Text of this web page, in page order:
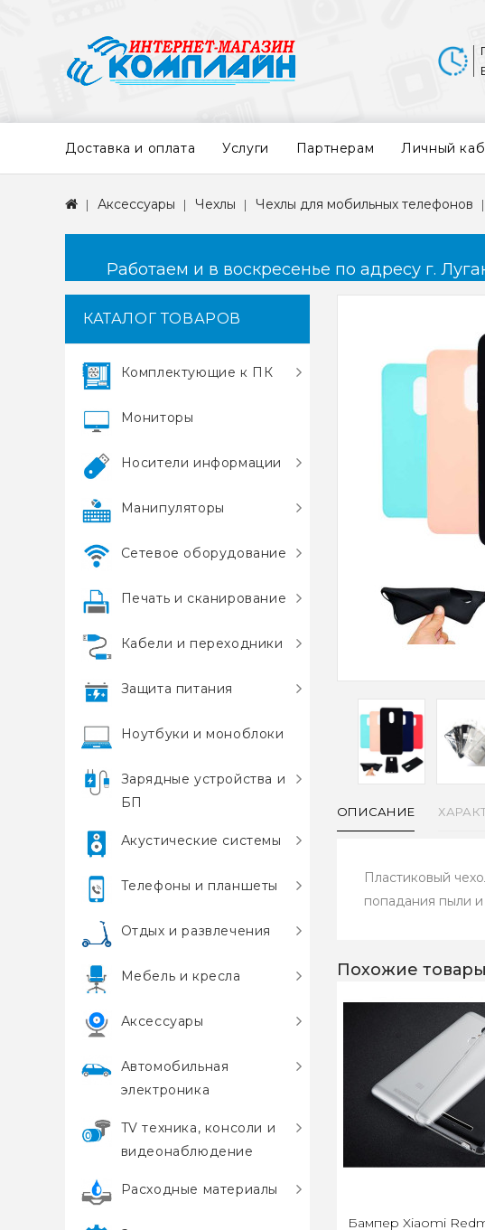
Доставка и оплата Услуги Партнерам Личный
Аксессуары Чехлы Чехлы для мобильных телефонов
Работаем и в воскресенье по адресу г.
КАТАЛОГ ТОВАРОВ
Комплектующие к ПК
Мониторы
Носители информации
Манипуляторы
Сетевое оборудование
Печать и сканирование
Кабели и переходники
Защита питания
Ноутбуки и моноблоки
Зарядные устройства и
БП
Акустические системы
Телефоны и планшеты
Отдых и развлечения
Мебель и кресла
Аксессуары
Автомобильная
электроника
TV техника, консоли и
видеонаблюдение
Расходные материалы
ОПИСАНИЕ
Пластиковый
попадания пыли и
Похожие товары
Бампер Xiaomi